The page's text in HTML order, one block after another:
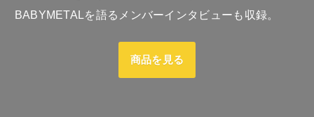
BABYMETALを語るメンバーインタビューも収録。
商品を見る